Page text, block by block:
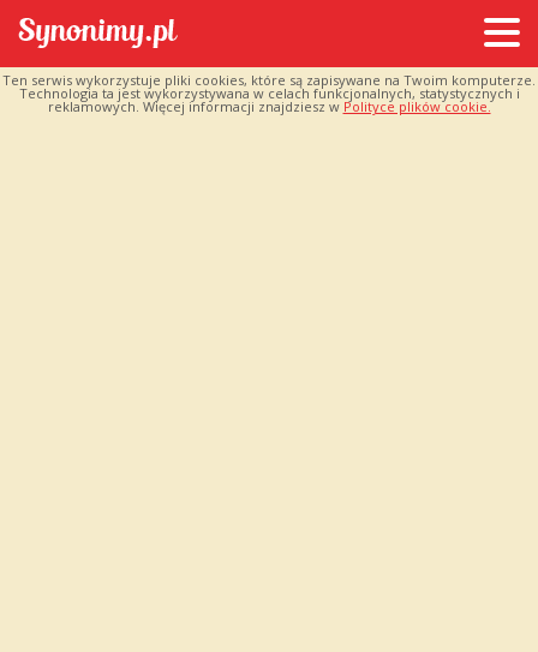
Ten serwis wykorzystuje pliki cookies, które są zapisywane na Twoim komputerze.
Technologia ta jest wykorzystywana w celach funkcjonalnych, statystycznych i
reklamowych. Więcej informacji znajdziesz w Polityce plików cookie.